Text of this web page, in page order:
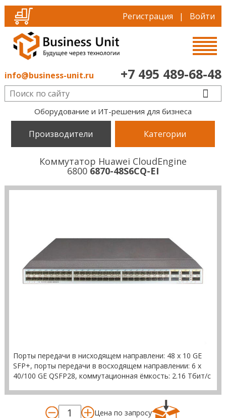
Регистрация | Войти
info@business-unit.ru +7 495 489-68-48
Оборудование и ИТ-решения для бизнеса
Производители Категории
Коммутатор Huawei CloudEngine
6800 6870-48S6CQ-EI
Порты передачи в нисходящем направлени: 48 x 10 GE
SFP+, порты передачи в восходящем направлении: 6 x
40/100 GE QSFP28, коммутационная ёмкость: 2.16 Тбит/с
Цена по запросу